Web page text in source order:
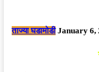
ताज्या घडामोडी January 6,